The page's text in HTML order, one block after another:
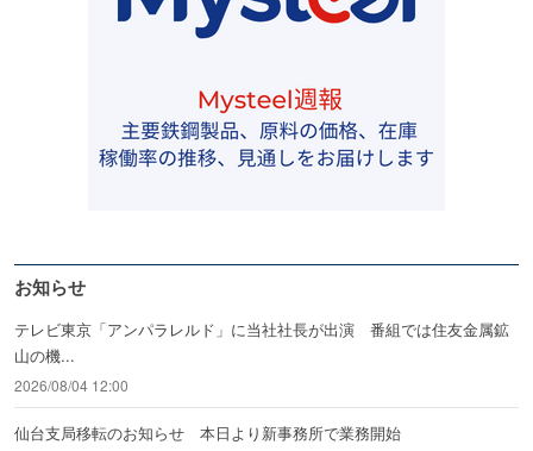
お知らせ
テレビ東京「アンパラレルド」に当社社長が出演 番組では住友金属鉱
山の機...
2026/08/04 12:00
仙台支局移転のお知らせ 本日より新事務所で業務開始